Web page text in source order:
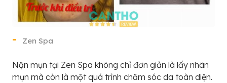
Zen Spa
Nặn mụn tại Zen Spa không chỉ đơn giản là lấy nhân
mụn mà còn là một quá trình chăm sóc da toàn diện.